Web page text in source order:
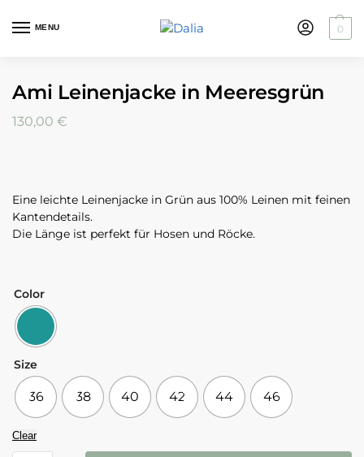
MENU 0
Ami Leinenjacke in Meeresgrün
130,00 €
Eine leichte Leinenjacke in Grün aus 100% Leinen mit feinen
Kantendetails.
Die Länge ist perfekt für Hosen und Röcke.
Color
Size
36 38 40 42 44 46
Clear